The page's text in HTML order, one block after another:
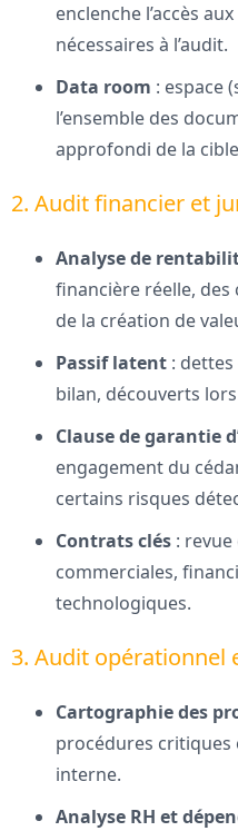
enclenche l’accès
nécessaires à l’audit.
Data room : espace
l’ensemble des
approfondi de la
2. Audit financier et
Analyse de
financière réelle, des
de la création de
Passif latent :
bilan, découverts
Clause de garantie
engagement du
certains risques
Contrats clés :
commerciales,
technologiques.
3. Audit opérationnel
Cartographie des
procédures
interne.
Analyse RH et